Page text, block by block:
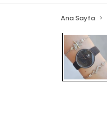
Ana Sayfa